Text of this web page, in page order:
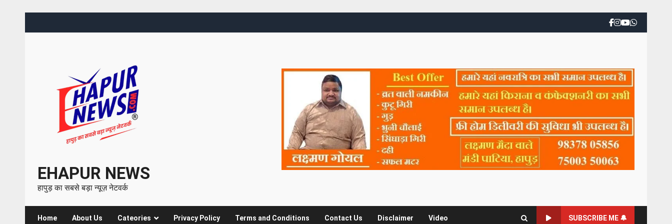
EHAPUR NEWS
हापुड़ का सबसे बड़ा न्यूज़ नेटवर्क
Home About Us Cateories Privacy Policy Terms and Conditions Contact Us Disclaimer Video SUBSCRIBE ME 🔔